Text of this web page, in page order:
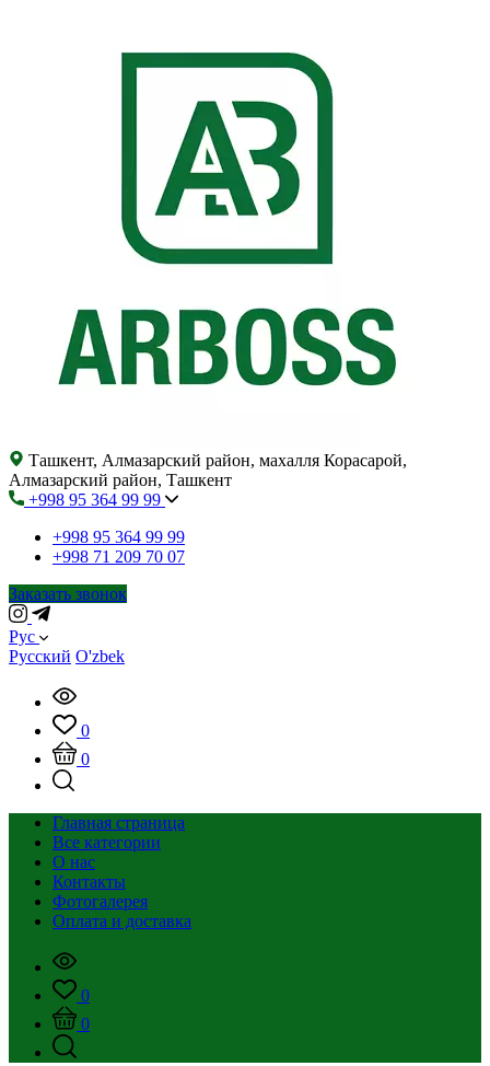
Ташкент, Алмазарский район, махалля Корасарой,
Алмазарский район, Ташкент
+998 95 364 99 99
+998 95 364 99 99
+998 71 209 70 07
Заказать звонок
Рус
Русский O'zbek
0
0
Главная страница
Все категории
О нас
Контакты
Фотогалерея
Оплата и доставка
0
0